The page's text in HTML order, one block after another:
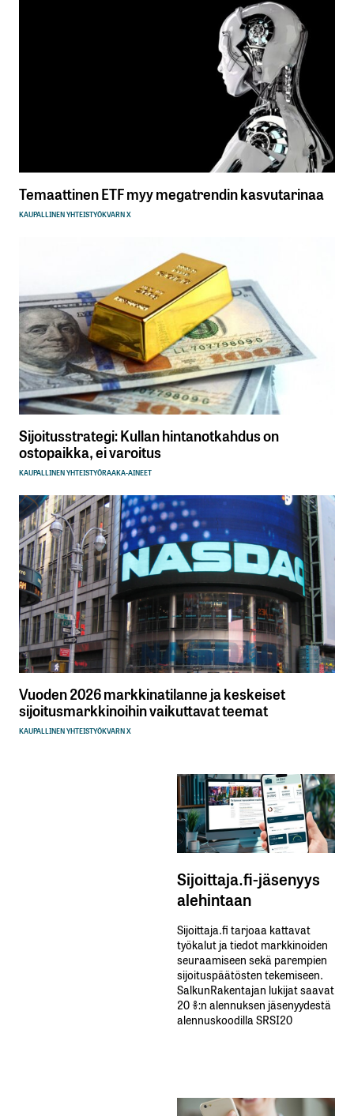
Temaattinen ETF myy megatrendin kasvutarinaa
KAUPALLINEN YHTEISTYÖKVARN X
Sijoitusstrategi: Kullan hintanotkahdus on
ostopaikka, ei varoitus
KAUPALLINEN YHTEISTYÖRAAKA-AINEET
Vuoden 2026 markkinatilanne ja keskeiset
sijoitusmarkkinoihin vaikuttavat teemat
KAUPALLINEN YHTEISTYÖKVARN X
Sijoittaja.fi-jäsenyys
alehintaan
Sijoittaja.fi tarjoaa kattavat
työkalut ja tiedot markkinoiden
seuraamiseen sekä parempien
sijoituspäätösten tekemiseen.
SalkunRakentajan lukijat saavat
20 %:n alennuksen jäsenyydestä
alennuskoodilla SRSI20